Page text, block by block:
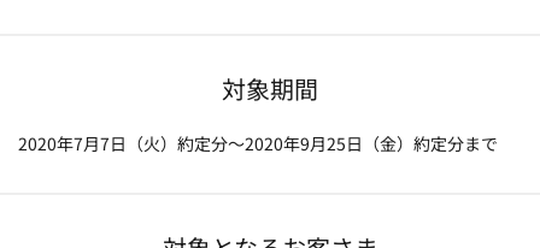
対象期間
2020年7月7日（火）約定分～2020年9月25日（金）約定分まで